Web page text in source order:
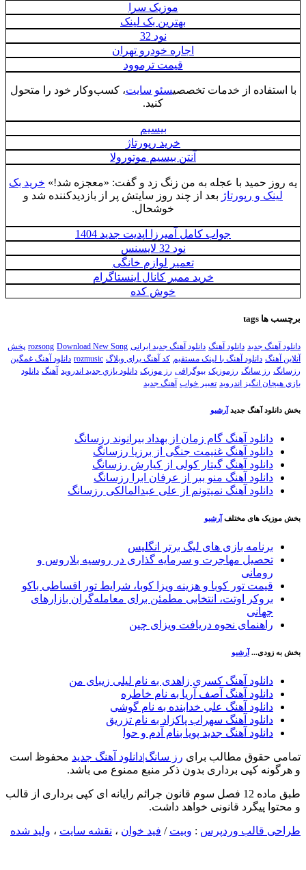
موزیک سرا
بهترین بک لینک
نود 32
اجاره خودرو تهران
قیمت ترموود
با استفاده از خدمات تخصصیسئو سایت، کسب‌وکار خود را متحول
کنید.
بیسیم
خرید رپورتاژ
آنتن بیسیم موتورولا
یه روز حمید با عجله به من زنگ زد و گفت: «معجزه شد!»خرید بک
لینک و رپورتاژبعد از چند روز سایتش پر از بازدیدکننده شد و
خوشحال.
جواب کامل آمیرزا اپدیت جدید 1404
نود 32 لایسنس
تعمیر لوازم خانگی
خرید ممبر کانال اینستاگرام
خوش کده
هاtags
آهنگ جدید دانلود آهنگ دانلود آهنگ جدید ایرانی rozsong Download New Song
پخش
آهنگ دانلود آهنگ با لینک مستقیم کد آهنگ برای وبلاگ rozmusic دانلود آهنگ غمگین
رز سانگ رزموزیک بیوگرافی رز موزیک دانلود بازي جديد اندرويد آهنگ دانلود
هيجان انگيز اندرويد تعبیر خواب آهنگ جدید
دانلود آهنگ جدیدآرشیو
دانلود آهنگ گام زمان از بهداد بیرانوند رزسانگ
دانلود آهنگ غنیمت جنگی از برزیا رزسانگ
دانلود آهنگ گیتار کولی از کیارش رزسانگ
دانلود آهنگ منو ببر از عرفان ابرا رزسانگ
دانلود آهنگ نمیتونم از علی عبدالمالکی رزسانگ
موزیک های مختلف آرشیو
برنامه بازی های لیگ برتر انگلیس
تحصیل مهاجرت و سرمایه گذاری در روسیه بلاروس و
رومانی
قیمت تور کوبا و هزینه ویزا کوبا، شرایط تور اقساطی باکو
بروکر اوتت، انتخابی مطمئن برای معامله‌گران بازارهای
جهانی
راهنمای نحوه دریافت ویزای چین
به زودی...آرشیو
دانلود آهنگ کسری زاهدی به نام لیلی زیبای من
دانلود آهنگ آصف آریا به نام خاطره
دانلود آهنگ علی خدابنده به نام گوشی
دانلود آهنگ سهراب پاکزاد به نام تزریق
دانلود آهنگ جدید پویا بنام آدم و حوا
حقوق مطالب برایرز سانگ|دانلود آهنگ جدیدمحفوظ است
هرگونه کپی برداری بدون ذکر منبع ممنوع می باشد.
طبق ماده 12 فصل سوم قانون جرائم رایانه ای کپی برداری از قالب
محتوا پیگرد قانونی خواهد داشت.
قالب وردپرس: وبیت/ فید خوان، نقشه سایت، ولید شده